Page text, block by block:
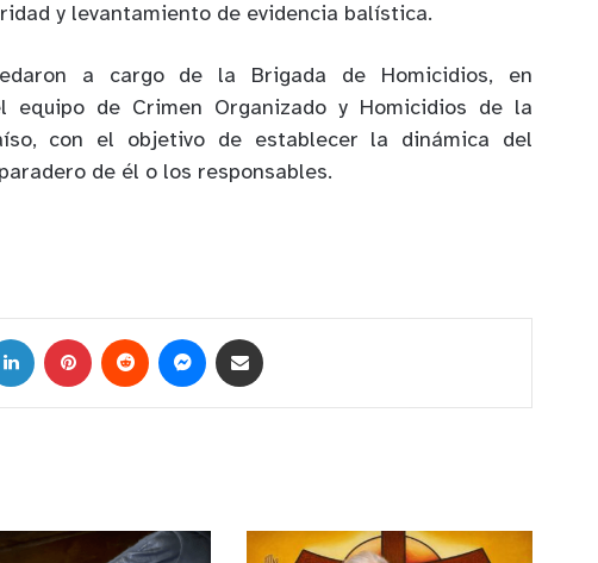
y levantamiento de evidencia balística.
a cargo de la Brigada de Homicidios, en
equipo de Crimen Organizado y Homicidios de la
con el objetivo de establecer la dinámica del
de él o los responsables.